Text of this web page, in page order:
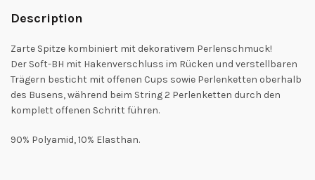
Description
Zarte Spitze kombiniert mit dekorativem Perlenschmuck!
Der Soft-BH mit Hakenverschluss im Rücken und verstellbaren
Trägern besticht mit offenen Cups sowie Perlenketten oberhalb
des Busens, während beim String 2 Perlenketten durch den
komplett offenen Schritt führen.
90% Polyamid, 10% Elasthan.